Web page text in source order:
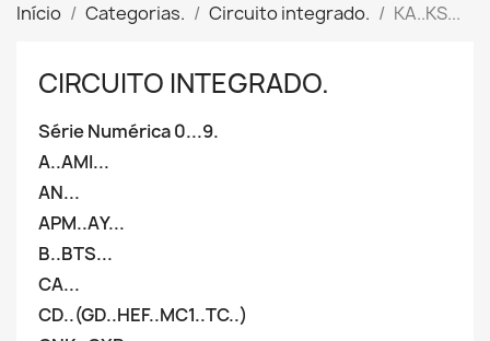
Início Categorias. Circuito integrado. KA..KS...
CIRCUITO INTEGRADO.
Série Numérica 0...9.
A..AMI...
AN...
APM..AY...
B..BTS...
CA...
CD..(GD..HEF..MC1..TC..)